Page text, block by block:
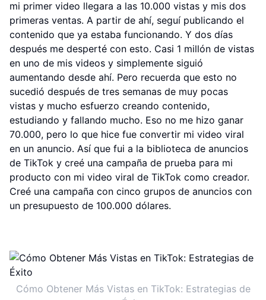
mi primer video llegara a las 10.000 vistas y mis dos
primeras ventas. A partir de ahí, seguí publicando el
contenido que ya estaba funcionando. Y dos días
después me desperté con esto. Casi 1 millón de vistas
en uno de mis videos y simplemente siguió
aumentando desde ahí. Pero recuerda que esto no
sucedió después de tres semanas de muy pocas
vistas y mucho esfuerzo creando contenido,
estudiando y fallando mucho. Eso no me hizo ganar
70.000, pero lo que hice fue convertir mi video viral
en un anuncio. Así que fui a la biblioteca de anuncios
de TikTok y creé una campaña de prueba para mi
producto con mi video viral de TikTok como creador.
Creé una campaña con cinco grupos de anuncios con
un presupuesto de 100.000 dólares.
Cómo Obtener Más Vistas en TikTok: Estrategias de